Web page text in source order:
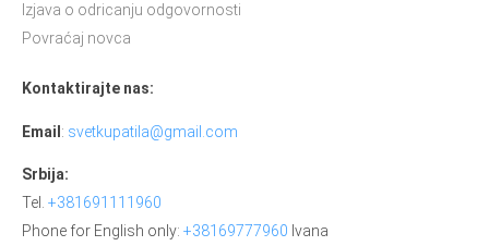
Izjava o odricanju odgovornosti
Povraćaj novca
Kontaktirajte nas:
Email : svetkupatila@gmail.com
Srbija:
Tel. +381691111960
Phone for English only: +38169777960 Ivana